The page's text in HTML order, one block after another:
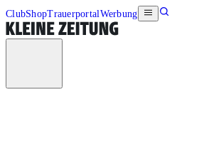
ClubShopTrauerportalWerbung